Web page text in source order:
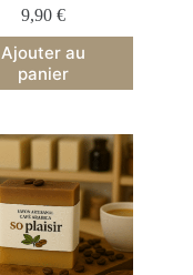
9,90€
Ajouter au
panier